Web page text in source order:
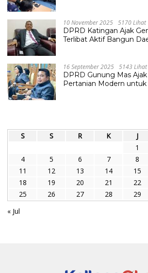
10 November 2025 5170 Lihat
DPRD Katingan Ajak
Terlibat Aktif Bangun
16 September 2025 5143 Lihat
DPRD Gunung Mas
Pertanian Modern untuk
S
S R K J
1
4
5 6 7 8
11
12 13 14 15
18
19 20 21 22
25
26 27 28 29
« Jul